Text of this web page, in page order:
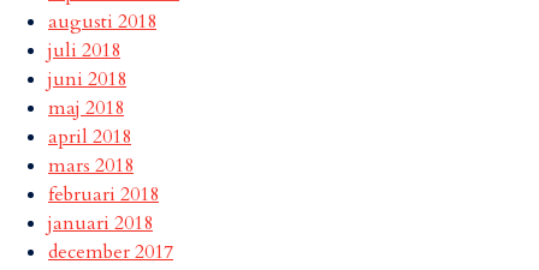
augusti 2018
juli 2018
juni 2018
maj 2018
april 2018
mars 2018
februari 2018
januari 2018
december 2017